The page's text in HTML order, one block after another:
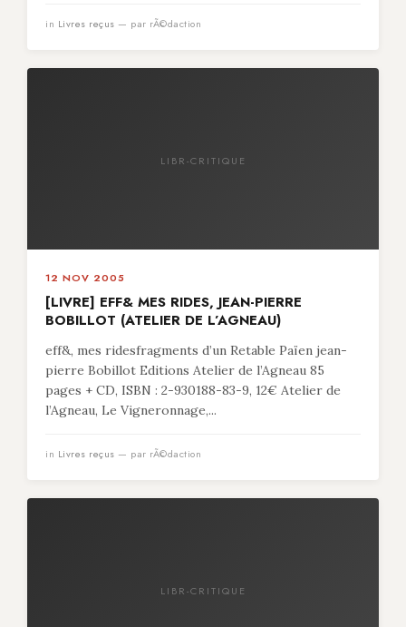
in Livres reçus — par rÃ©daction
LIBR-CRITIQUE
12 NOV 2005
[LIVRE] EFF& MES RIDES, JEAN-PIERRE
BOBILLOT (ATELIER DE L’AGNEAU)
eff&, mes ridesfragments d’un Retable Païen jean-
pierre Bobillot Editions Atelier de l’Agneau 85
pages + CD, ISBN : 2-930188-83-9, 12€ Atelier de
l’Agneau, Le Vigneronnage,...
in Livres reçus — par rÃ©daction
LIBR-CRITIQUE